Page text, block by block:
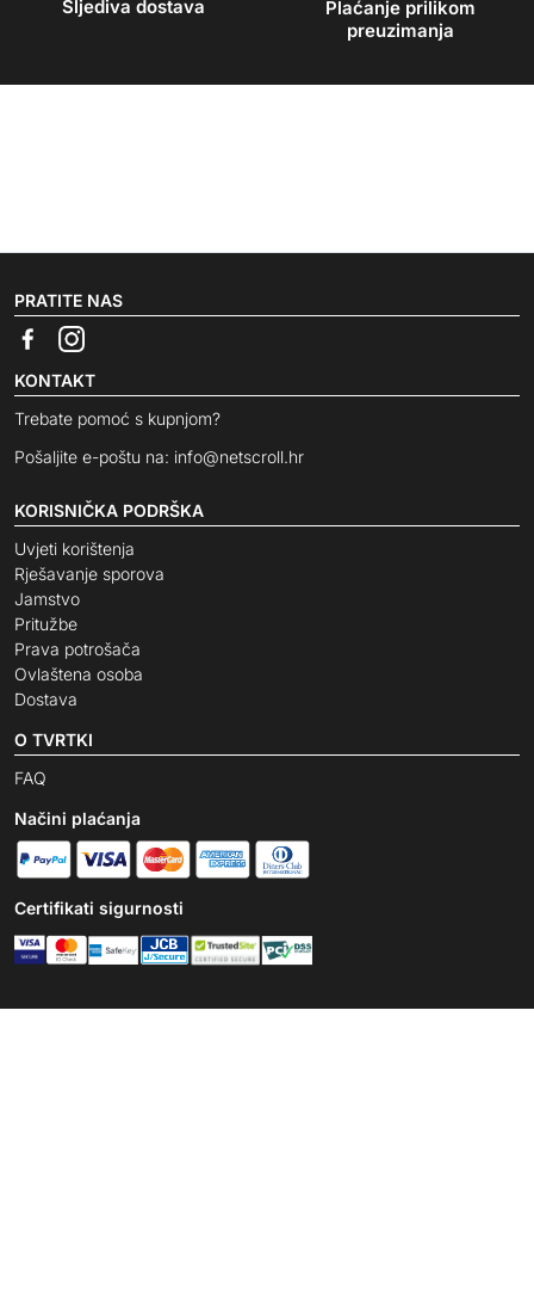
Sljediva dostava
Plaćanje prilikom
preuzimanja
PRATITE NAS
KONTAKT
Trebate pomoć s kupnjom?
Pošaljite e-poštu na: info@netscroll.hr
KORISNIČKA PODRŠKA
Uvjeti korištenja
Rješavanje sporova
Jamstvo
Pritužbe
Prava potrošača
Ovlaštena osoba
Dostava
O TVRTKI
FAQ
Načini plaćanja
Certifikati sigurnosti